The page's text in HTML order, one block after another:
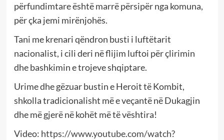
përfundimtare është marrë përsipër nga komuna,
për çka jemi mirënjohës.
Tani me krenari qëndron busti i luftëtarit
nacionalist, i cili deri në flijim luftoi për çlirimin
dhe bashkimin e trojeve shqiptare.
Urime dhe gëzuar bustin e Heroit të Kombit,
shkolla tradicionalisht më e veçantë në Dukagjin
dhe më gjerë në kohët më të vështira!
Video: https://www.youtube.com/watch?